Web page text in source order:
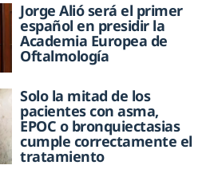
Jorge Alió será el primer
español en presidir la
Academia Europea de
Oftalmología
Solo la mitad de los
pacientes con asma,
EPOC o bronquiectasias
cumple correctamente el
tratamiento